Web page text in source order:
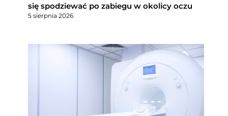
się spodziewać po zabiegu w okolicy oczu
5 sierpnia 2026